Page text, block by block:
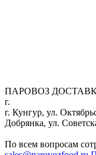
ПАРОВОЗ ДОСТАВКА
г.
г. Кунгур, ул.
Добрянка, ул.
По всем вопросам